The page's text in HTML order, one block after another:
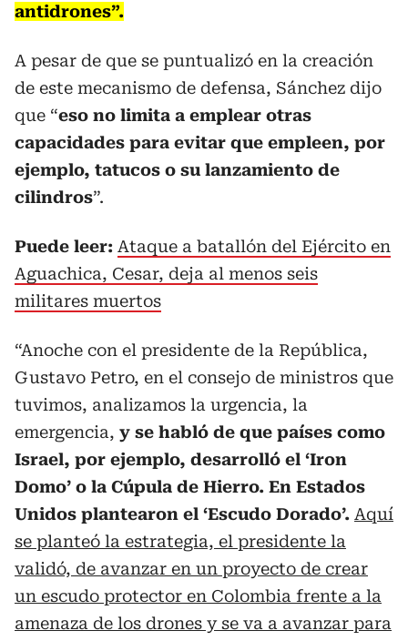
antidrones”.
A pesar de que se puntualizó en la creación
de este mecanismo de defensa, Sánchez dijo
que “eso no limita a emplear otras
capacidades para evitar que empleen, por
ejemplo, tatucos o su lanzamiento de
cilindros”.
Puede leer: Ataque a batallón del Ejército en
Aguachica, Cesar, deja al menos seis
militares muertos
“Anoche con el presidente de la República,
Gustavo Petro, en el consejo de ministros que
tuvimos, analizamos la urgencia, la
emergencia, y se habló de que países como
Israel, por ejemplo, desarrolló el ‘Iron
Domo’ o la Cúpula de Hierro. En Estados
Unidos plantearon el ‘Escudo Dorado’. Aquí
se planteó la estrategia, el presidente la
validó, de avanzar en un proyecto de crear
un escudo protector en Colombia frente a la
amenaza de los drones y se va a avanzar para